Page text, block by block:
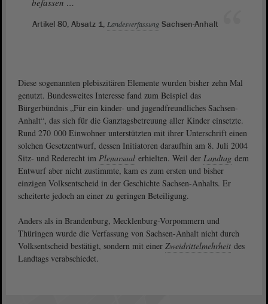
befassen …
Artikel 80, Absatz 1, Landesverfassung Sachsen-Anhalt
Diese sogenannten plebiszitären Elemente wurden bisher zehn Mal
genutzt. Bundesweites Interesse fand zum Beispiel das
Bürgerbündnis „Für ein kinder- und jugendfreundliches Sachsen-
Anhalt“, das sich für die Ganztagsbetreuung aller Kinder einsetzte.
Rund 270 000 Einwohner unterstützten mit ihrer Unterschrift einen
solchen Gesetzentwurf, dessen Initiatoren daraufhin am 8. Juli 2004
Sitz- und Rederecht im Plenarsaal erhielten. Weil der Landtag dem
Entwurf aber nicht zustimmte, kam es zum ersten und bisher
einzigen Volksentscheid in der Geschichte Sachsen-Anhalts. Er
scheiterte jedoch an einer zu geringen Beteiligung.
Anders als in Brandenburg, Mecklenburg-Vorpommern und
Thüringen wurde die Verfassung von Sachsen-Anhalt nicht durch
Volksentscheid bestätigt, sondern mit einer Zweidrittelmehrheit des
Landtags verabschiedet.